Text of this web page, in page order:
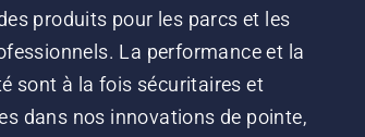
produits pour les parcs et les
La performance et la
sont à la fois sécuritaires et
dans nos innovations de pointe,